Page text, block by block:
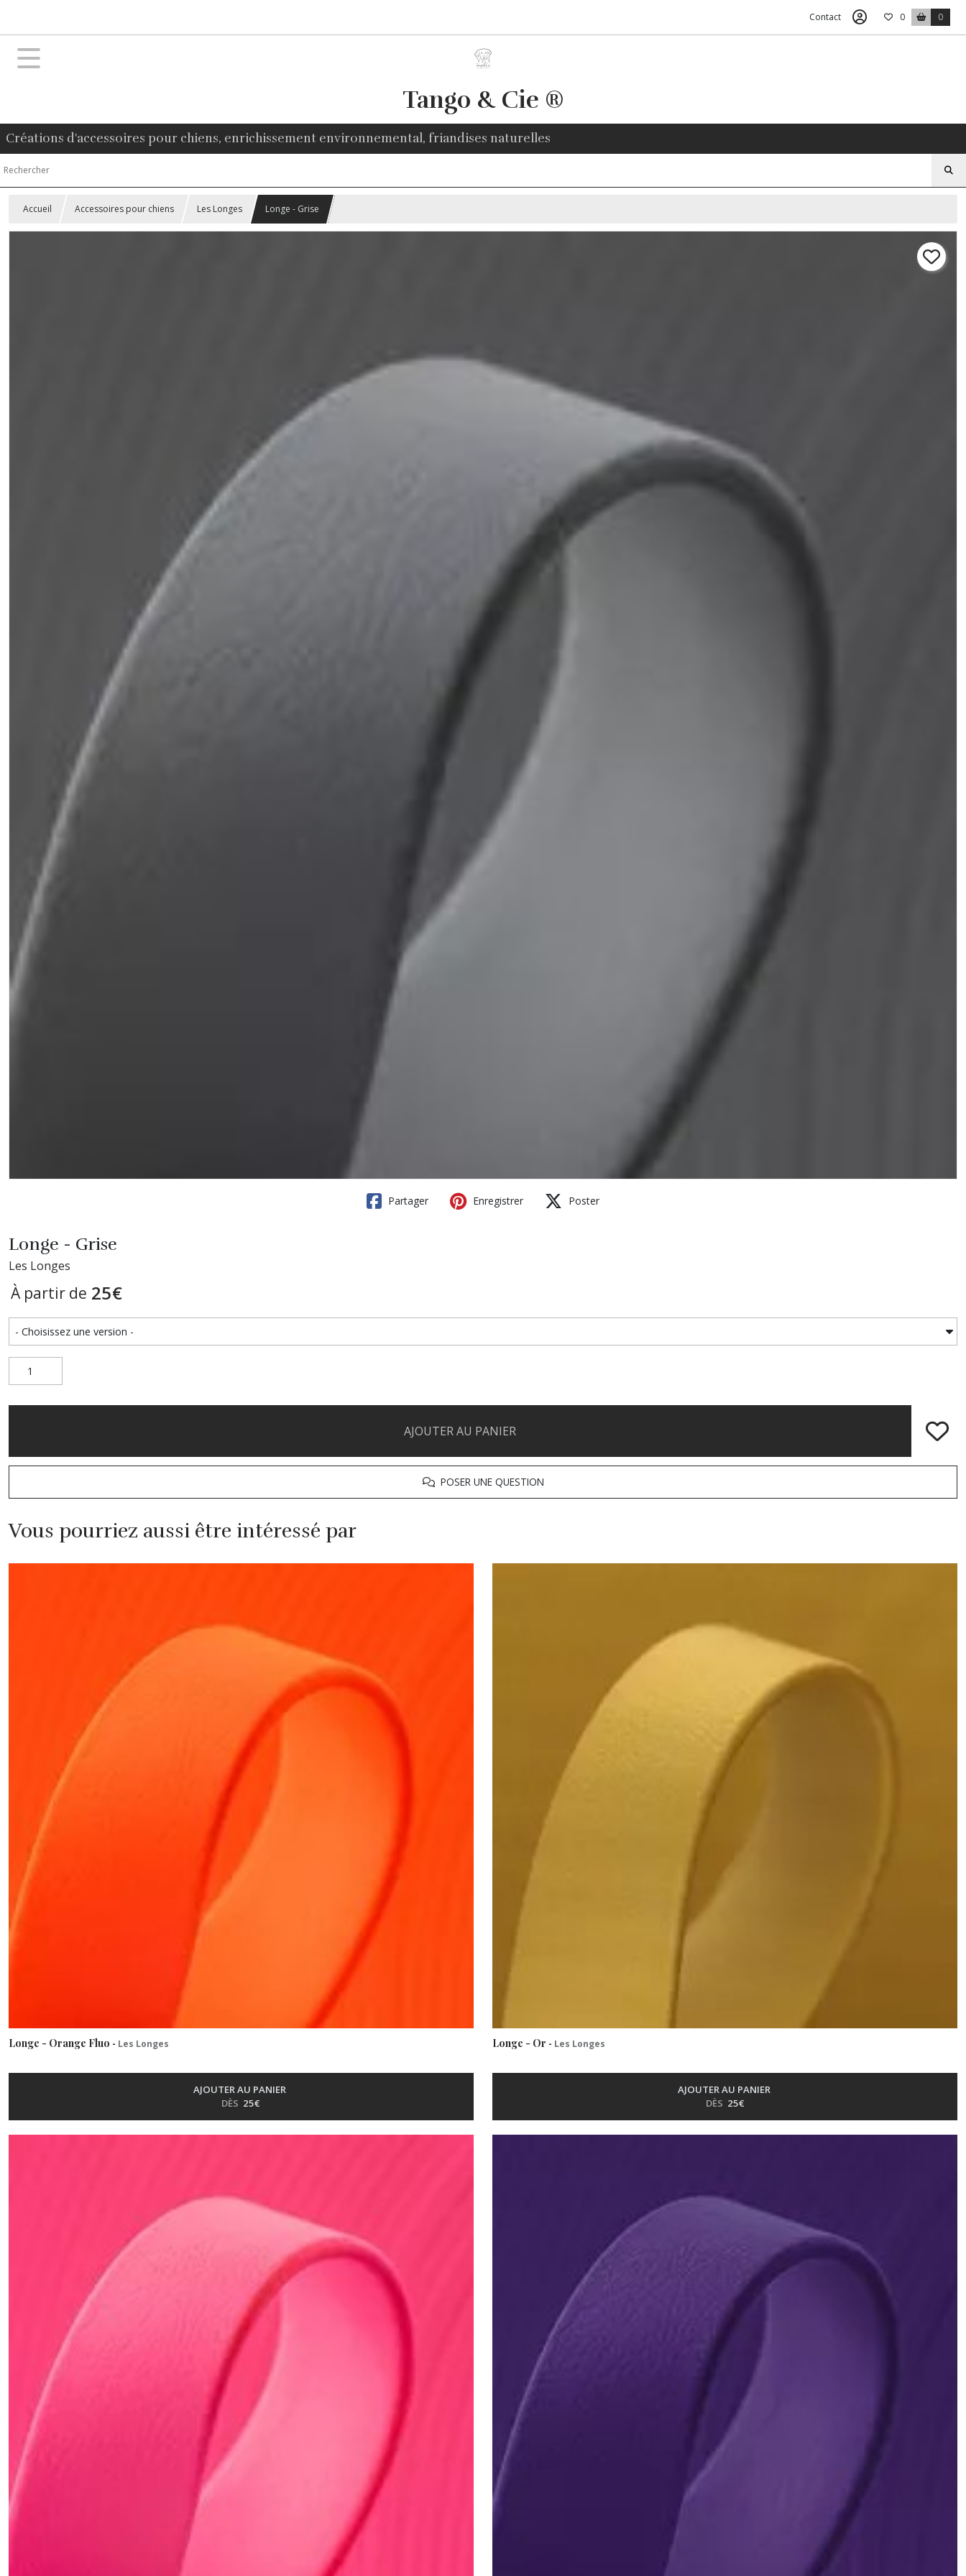
Contact 0 0
Tango & Cie ®
Créations d'accessoires pour chiens, enrichissement environnemental, friandises naturelles
Accueil Accessoires pour chiens Les Longes Longe - Grise
Partager Enregistrer Poster
Longe - Grise
Les Longes
À partir de 25€
AJOUTER AU PANIER
POSER UNE QUESTION
Vous pourriez aussi être intéressé par
Longe - Orange Fluo - Les Longes
AJOUTER AU PANIER
DÈS 25€
Longe - Or - Les Longes
AJOUTER AU PANIER
DÈS 25€